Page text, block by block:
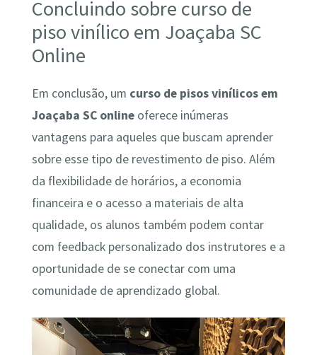
Concluindo sobre curso de
piso vinílico em Joaçaba SC
Online
Em conclusão, um curso de pisos vinílicos em
Joaçaba SC onlineoferece inúmeras
vantagens para aqueles que buscam aprender
sobre esse tipo de revestimento de piso. Além
da flexibilidade de horários, a economia
financeira e o acesso a materiais de alta
qualidade, os alunos também podem contar
com feedback personalizado dos instrutores e a
oportunidade de se conectar com uma
comunidade de aprendizado global.